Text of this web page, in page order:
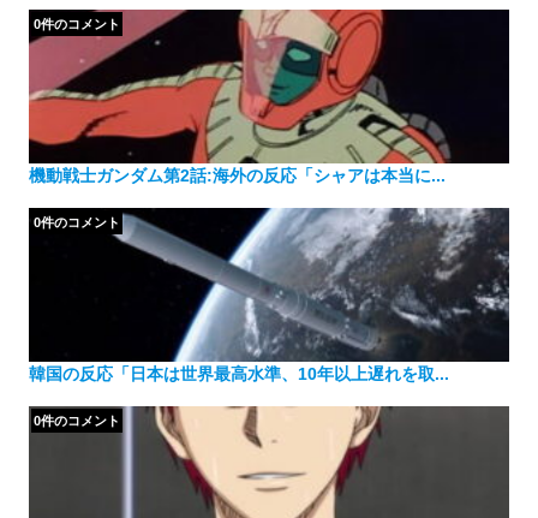
機動戦士ガンダム第2話:海外の反応「シャアは本当に...
0件のコメント
韓国の反応「日本は世界最高水準、10年以上遅れを取...
0件のコメント
0件のコメント